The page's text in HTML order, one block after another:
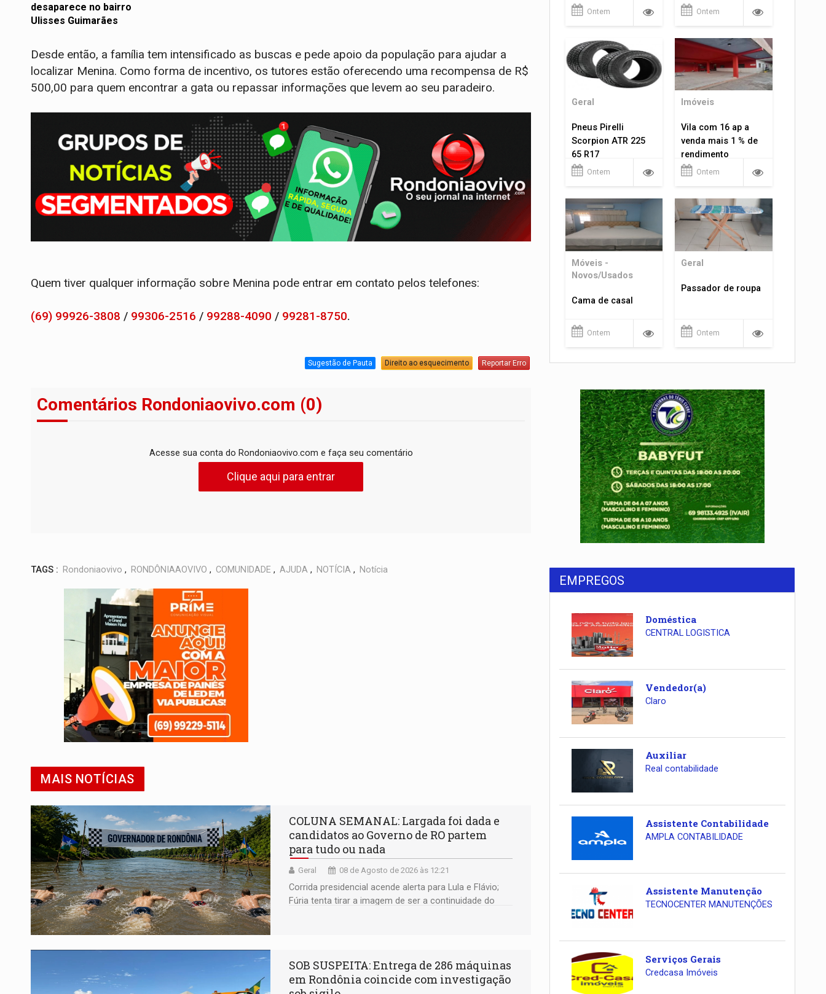
desaparece no bairro
Ulisses Guimarães
Desde então, a família tem intensificado as buscas e pede apoio da população para ajudar a
localizar Menina. Como forma de incentivo, os tutores estão oferecendo uma recompensa de R$
500,00 para quem encontrar a gata ou repassar informações que levem ao seu paradeiro.
Quem tiver qualquer informação sobre Menina pode entrar em contato pelos telefones:
(69) 99926-3808 / 99306-2516 / 99288-4090 / 99281-8750.
Sugestão de Pauta Direito ao esquecimento Reportar Erro
Comentários Rondoniaovivo.com (0)
Acesse sua conta do Rondoniaovivo.com e faça seu comentário
Clique aqui para entrar
TAGS : Rondoniaovivo , RONDÔNIAAOVIVO , COMUNIDADE , AJUDA , NOTÍCIA , Notícia
MAIS NOTÍCIAS
COLUNA SEMANAL: Largada foi dada e
candidatos ao Governo de RO partem
para tudo ou nada
Geral 08 de Agosto de 2026 às 12:21
Corrida presidencial acende alerta para Lula e Flávio;
Fúria tenta tirar a imagem de ser a continuidade do
SOB SUSPEITA: Entrega de 286 máquinas
em Rondônia coincide com investigação
VELHO RO.
Ontem Ontem
Geral
Pneus Pirelli
Scorpion ATR 225
65 R17
Ontem
Imóveis
Vila com 16 ap a
venda mais 1 % de
rendimento
Ontem
Móveis -
Novos/Usados
Cama de casal
Ontem
Geral
Passador de roupa
Ontem
EMPREGOS
Doméstica
CENTRAL LOGISTICA
Vendedor(a)
Claro
Auxiliar
Real contabilidade
Assistente Contabilidade
AMPLA CONTABILIDADE
Assistente Manutenção
TECNOCENTER MANUTENÇÕES
Serviços Gerais
Credcasa Imóveis